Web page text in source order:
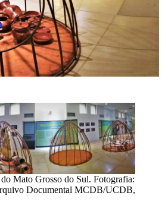
Mato Grosso do Sul. Fotografia:
Documental MCDB/UCDB,